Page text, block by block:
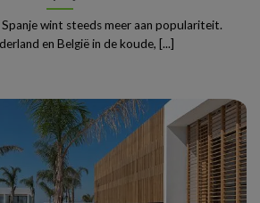
wint steeds meer aan populariteit.
en België in de koude, [...]